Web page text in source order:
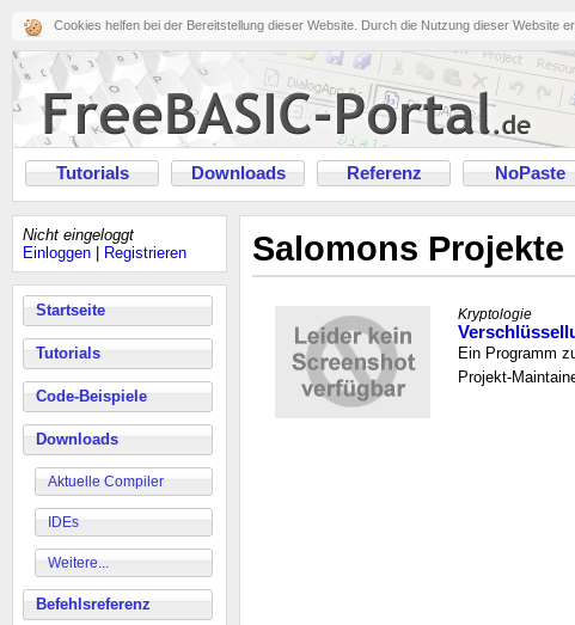
Cookies helfen bei der Bereitstellung dieser Website. Durch die Nutzung dieser Website
Tutorials Downloads Referenz NoPaste
Nicht eingeloggt
Einloggen
Registrieren
Startseite
Tutorials
Code-Beispiele
Downloads
Aktuelle Compiler
IDEs
Weitere...
Befehlsreferenz
Salomons Projekte
Kryptologie
Ein Programm
Projekt-